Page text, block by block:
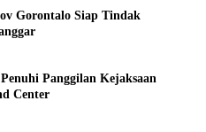
Gorontalo Siap Tindak
Panggilan Kejaksaan
Center